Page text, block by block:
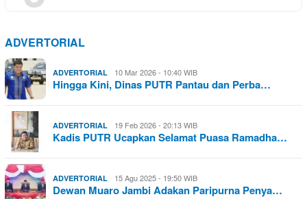
ADVERTORIAL
ADVERTORIAL 10 Mar 2026 - 10:40 WIB
Hingga Kini, Dinas PUTR Pantau dan Perba…
ADVERTORIAL 19 Feb 2026 - 20:13 WIB
Kadis PUTR Ucapkan Selamat Puasa Ramadha…
ADVERTORIAL 15 Agu 2025 - 19:50 WIB
Dewan Muaro Jambi Adakan Paripurna Penya…